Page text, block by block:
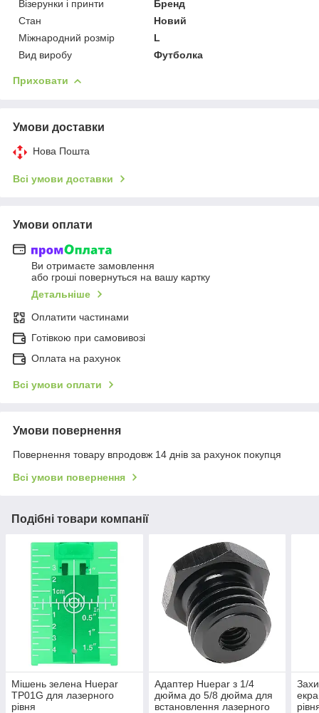
Візерунки і принти
Бренд
Стан
Новий
Міжнародний розмір
L
Вид виробу
Футболка
Приховати
Умови доставки
Нова Пошта
Всі умови доставки
Умови оплати
Ви отримаєте замовлення
або гроші повернуться на вашу картку
Детальніше
Оплатити частинами
Готівкою при самовивозі
Оплата на рахунок
Всі умови оплати
Умови повернення
Повернення товару впродовж 14 днів за рахунок покупця
Всі умови повернення
Подібні товари компанії
Мішень зелена Huepar
TP01G для лазерного
рівня
Адаптер Huepar з 1/4
дюйма до 5/8 дюйма для
встановлення лазерного